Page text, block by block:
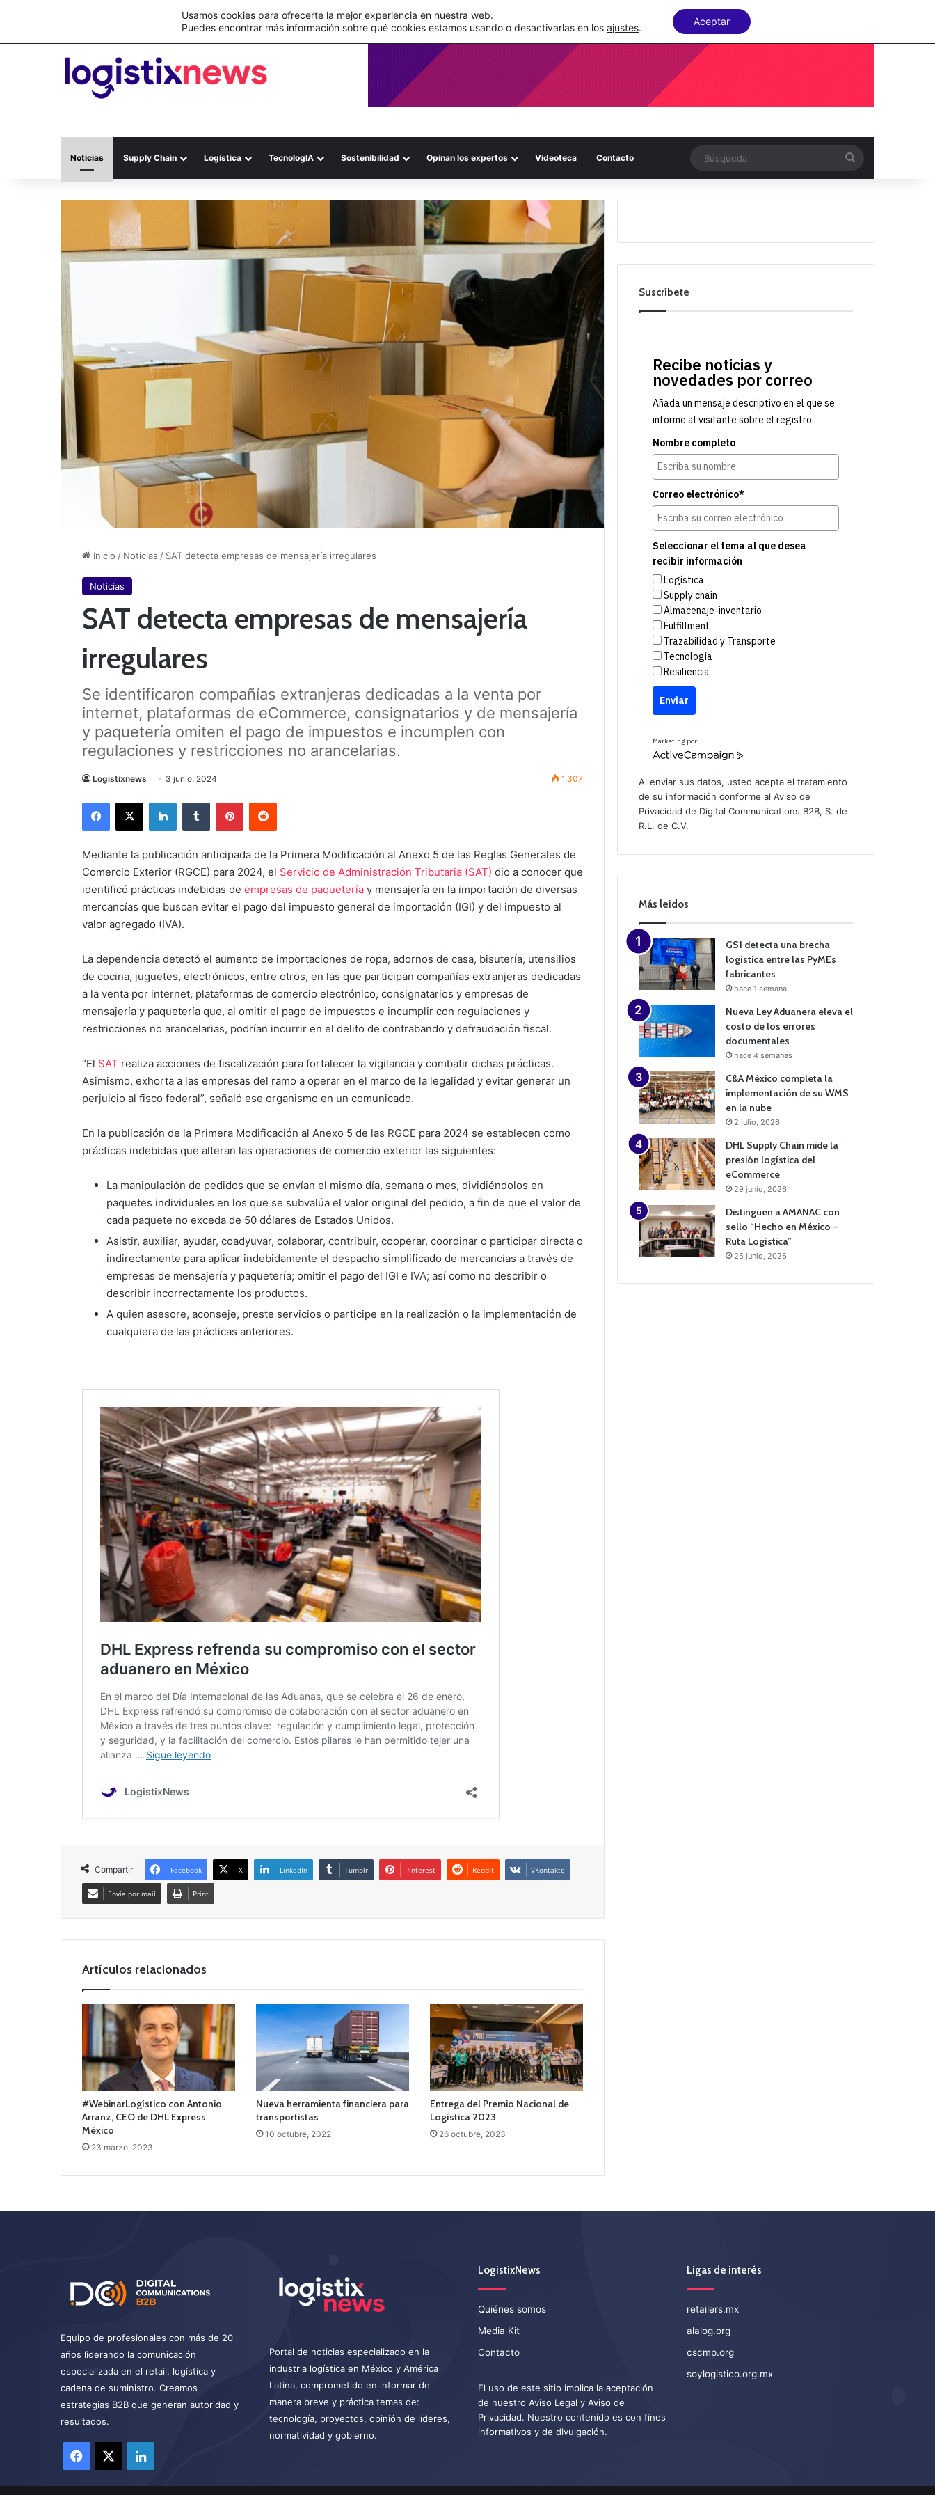
C&A México completa la implementación de su WMS en la nube
Noticias Supply Chain Logística TecnologIA Sostenibilidad Opinan los expertos Videoteca Contacto
Inicio / Noticias / SAT detecta empresas de mensajería irregulares
Noticias
SAT detecta empresas de mensajería
irregulares
Se identificaron compañías extranjeras dedicadas a la venta por
internet, plataformas de eCommerce, consignatarios y de mensajería
y paquetería omiten el pago de impuestos e incumplen con
regulaciones y restricciones no arancelarias.
Logistixnews 3 junio, 2024 1,307
Mediante la publicación anticipada de la Primera Modificación al Anexo 5 de las Reglas Generales de
Comercio Exterior (RGCE) para 2024, el Servicio de Administración Tributaria (SAT) dio a conocer que
identificó prácticas indebidas de empresas de paquetería y mensajería en la importación de diversas
mercancías que buscan evitar el pago del impuesto general de importación (IGI) y del impuesto al
valor agregado (IVA).
La dependencia detectó el aumento de importaciones de ropa, adornos de casa, bisutería, utensilios
de cocina, juguetes, electrónicos, entre otros, en las que participan compañías extranjeras dedicadas
a la venta por internet, plataformas de comercio electrónico, consignatarios y empresas de
mensajería y paquetería que, al omitir el pago de impuestos e incumplir con regulaciones y
restricciones no arancelarias, podrían incurrir en el delito de contrabando y defraudación fiscal.
“El SAT realiza acciones de fiscalización para fortalecer la vigilancia y combatir dichas prácticas.
Asimismo, exhorta a las empresas del ramo a operar en el marco de la legalidad y evitar generar un
perjuicio al fisco federal”, señaló ese organismo en un comunicado.
En la publicación de la Primera Modificación al Anexo 5 de las RGCE para 2024 se establecen como
prácticas indebidas que alteran las operaciones de comercio exterior las siguientes:
La manipulación de pedidos que se envían el mismo día, semana o mes, dividiéndolos en
paquetes individuales en los que se subvalúa el valor original del pedido, a fin de que el valor de
cada paquete no exceda de 50 dólares de Estados Unidos.
Asistir, auxiliar, ayudar, coadyuvar, colaborar, contribuir, cooperar, coordinar o participar directa o
indirectamente para aplicar indebidamente el despacho simplificado de mercancías a través de
empresas de mensajería y paquetería; omitir el pago del IGI e IVA; así como no describir o
describir incorrectamente los productos.
A quien asesore, aconseje, preste servicios o participe en la realización o la implementación de
cualquiera de las prácticas anteriores.
Compartir Facebook X LinkedIn Tumblr Pinterest Reddit VKontakte
Envía por mail Print
Artículos relacionados
#WebinarLogístico con Antonio
Arranz, CEO de DHL Express
México
23 marzo, 2023
Nueva herramienta financiera para
transportistas
10 octubre, 2022
Entrega del Premio Nacional de
Logística 2023
26 octubre, 2023
Suscríbete
Recibe noticias y
novedades por correo
Añada un mensaje descriptivo en el que se
informe al visitante sobre el registro.
Nombre completo
Correo electrónico*
Seleccionar el tema al que desea
recibir información
Logística
Supply chain
Almacenaje-inventario
Fulfillment
Trazabilidad y Transporte
Tecnología
Resiliencia
Enviar
Marketing por
A
v
e
p
i
n
Al enviar sus datos, usted acepta el tratamiento
de su información conforme alAviso de
Privacidad de Digital Communications B2B, S. de
R.L. de C.V.
Más leidos
GS1 detecta una brecha
logística entre las PyMEs
fabricantes
hace 1 semana
Nueva Ley Aduanera eleva el
costo de los errores
documentales
hace 4 semanas
C&A México completa la
implementación de su WMS
en la nube
2 julio, 2026
DHL Supply Chain mide la
presión logística del
eCommerce
29 junio, 2026
Distinguen a AMANAC con
sello “Hecho en México –
Ruta Logística”
25 junio, 2026
Equipo de profesionales con más de 20
años liderando la comunicación
especializada en el retail, logística y
cadena de suministro. Creamos
estrategias B2B que generan autoridad y
resultados.
Facebook LinkedIn
Portal de noticias especializado en la
industria logística en México y América
Latina, comprometido en informar de
manera breve y práctica temas de:
tecnología, proyectos, opinión de líderes,
normatividad y gobierno.
LogistixNews
Quiénes somos
Media Kit
Contacto
El uso de este sitio implica la aceptación
de nuestro Aviso Legal y Aviso de
Privacidad. Nuestro contenido es con fines
informativos y de divulgación.
Ligas de interés
retailers.mx
alalog.org
cscmp.org
soylogistico.org.mx
Usamos cookies para ofrecerte la mejor experiencia en nuestra web.
Puedes encontrar más información sobre qué cookies estamos usando o desactivarlas en losajustes.
Aceptar